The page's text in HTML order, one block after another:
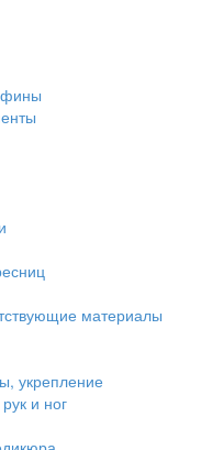
материалы
укрепление
и ног